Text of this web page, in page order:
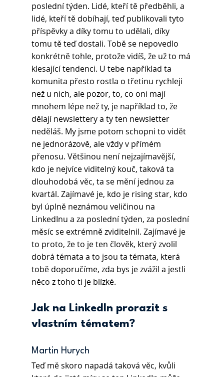
poslední týden. Lidé, kteří tě předběhli, a
lidé, kteří tě dobíhají, teď publikovali tyto
příspěvky a díky tomu to udělali, díky
tomu tě teď dostali. Tobě se nepovedlo
konkrétně tohle, protože vidíš, že už to má
klesající tendenci. U tebe například ta
komunita přesto rostla o třetinu rychleji
než u nich, ale pozor, to, co oni mají
mnohem lépe než ty, je například to, že
dělají newslettery a ty ten newsletter
neděláš. My jsme potom schopni to vidět
ne jednorázově, ale vždy v přímém
přenosu. Většinou není nejzajímavější,
kdo je nejvíce viditelný kouč, taková ta
dlouhodobá věc, ta se mění jednou za
kvartál. Zajímavé je, kdo je rising star, kdo
byl úplně neznámou veličinou na
LinkedInu a za poslední týden, za poslední
měsíc se extrémně zviditelnil. Zajímavé je
to proto, že to je ten člověk, který zvolil
dobrá témata a to jsou ta témata, která
tobě doporučíme, zda bys je zvážil a jestli
něco z toho ti je blízké.
Jak na LinkedIn prorazit s
vlastním tématem?
Martin Hurych
Teď mě skoro napadá taková věc, kvůli